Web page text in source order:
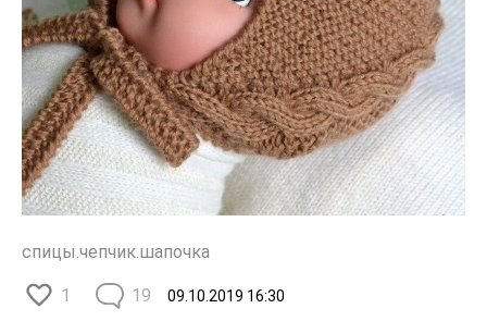
спицы.чепчик.шапочка
1 09.10.2019 16:30
19